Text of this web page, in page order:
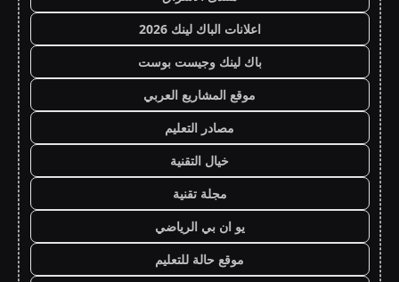
اعلانات الباك لينك 2026
باك لينك وجيست بوست
موقع المشاريع العربي
مصادر التعليم
خيال التقنية
مجلة تقنية
يو ان بي الرياضي
موقع حالة للتعليم